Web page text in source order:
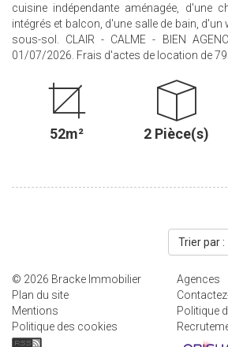
cuisine indépendante aménagée, d'une
intégrés et balcon, d'une salle de bain, d'un
sous-sol. CLAIR - CALME - BIEN
01/07/2026. Frais d'actes de location de
52m² 2 Pièce(s)
Trier par :
© 2026 Bracke Immobilier
Agences
Plan du site
Mentions
Politique
Politique des cookies